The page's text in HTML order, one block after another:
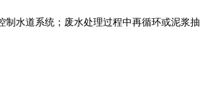
道系统；废水处理过程中再循环或泥浆抽